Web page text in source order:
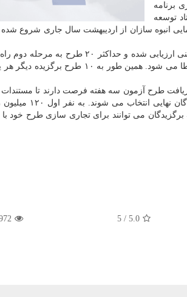
برنامه
توسعه
و انجمن صنفی کارفرمایی انبوه سازان از اردیبهشت سال
با به انتها رسیدن مهلت ثبت نام، طرح های دریافتی در کمیته
طرح آزمون سه هفته فرصت دارند تا مستندات
ضمن اینکه برگزیدگان می توانند برای تجاری سازی طرح
5.0
/
5